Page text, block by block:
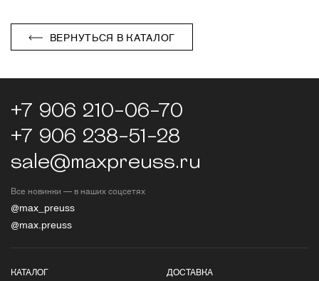
ВЕРНУТЬСЯ В КАТАЛОГ
+7 906 210-06-70
+7 906 238-51-28
sale@maxpreuss.ru
Все новинки — в наших соцсетях
@max_preuss
@max.preuss
КАТАЛОГ
ДОСТАВКА